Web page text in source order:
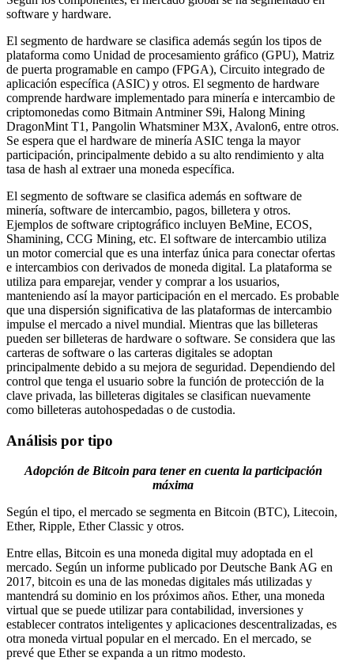
software y hardware.
El segmento de hardware se clasifica además según los tipos de
plataforma como Unidad de procesamiento gráfico (GPU), Matriz
de puerta programable en campo (FPGA), Circuito integrado de
aplicación específica (ASIC) y otros. El segmento de hardware
comprende hardware implementado para minería e intercambio de
criptomonedas como Bitmain Antminer S9i, Halong Mining
DragonMint T1, Pangolin Whatsminer M3X, Avalon6, entre otros.
Se espera que el hardware de minería ASIC tenga la mayor
participación, principalmente debido a su alto rendimiento y alta
tasa de hash al extraer una moneda específica.
El segmento de software se clasifica además en software de
minería, software de intercambio, pagos, billetera y otros.
Ejemplos de software criptográfico incluyen BeMine, ECOS,
Shamining, CCG Mining, etc. El software de intercambio utiliza
un motor comercial que es una interfaz única para conectar ofertas
e intercambios con derivados de moneda digital. La plataforma se
utiliza para emparejar, vender y comprar a los usuarios,
manteniendo así la mayor participación en el mercado. Es probable
que una dispersión significativa de las plataformas de intercambio
impulse el mercado a nivel mundial. Mientras que las billeteras
pueden ser billeteras de hardware o software. Se considera que las
carteras de software o las carteras digitales se adoptan
principalmente debido a su mejora de seguridad. Dependiendo del
control que tenga el usuario sobre la función de protección de la
clave privada, las billeteras digitales se clasifican nuevamente
como billeteras autohospedadas o de custodia.
Análisis por tipo
Adopción de Bitcoin para tener en cuenta la participación
máxima
Según el tipo, el mercado se segmenta en Bitcoin (BTC), Litecoin,
Ether, Ripple, Ether Classic y otros.
Entre ellas, Bitcoin es una moneda digital muy adoptada en el
mercado. Según un informe publicado por Deutsche Bank AG en
2017, bitcoin es una de las monedas digitales más utilizadas y
mantendrá su dominio en los próximos años. Ether, una moneda
virtual que se puede utilizar para contabilidad, inversiones y
establecer contratos inteligentes y aplicaciones descentralizadas, es
otra moneda virtual popular en el mercado. En el mercado, se
prevé que Ether se expanda a un ritmo modesto.